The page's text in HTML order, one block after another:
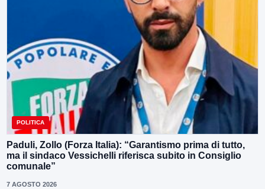
POLITICA
Paduli, Zollo (Forza Italia): “Garantismo prima di tutto,
ma il sindaco Vessichelli riferisca subito in Consiglio
comunale”
7 AGOSTO 2026